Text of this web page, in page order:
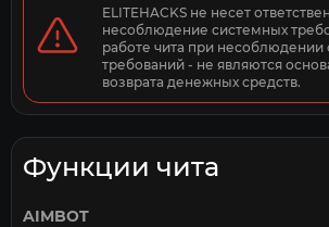
ELITEHACKS не несет
несоблюдение системных
работе чита при несоблюдении
требований - не являются
возврата денежных средств.
Функции чита
AIMBOT